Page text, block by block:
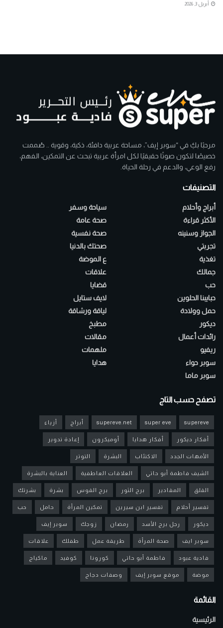
أبريل 3, 2026
مرحبًا بكِ في “سوبر إيف”، مساحة عربية دافئة، ذكية، وقوية .. صُممت
خصيصًا لتكون صوتًا حقيقيًا لكل امرأة عربية تبحث عن التمكين، الفهم،
رفع الوعي، والدعم في رحلة الحياة.
التصنيفات
أبراج وأحلام
الأكثر قراءة
الجواز وسنينه
تجربتي
تغذية
جمالك
حب
حبايبنا الحلوين
حمل وولادة
ديكور
رائدات أعمال
ريفيو
سوبر حواء
سوبر ماما
سياحة وسفر
صحة عامة
صحة نفسية
صحتك بالدنيا
ع الموضة
علاقات
قضايا
لايف ستايل
لياقة ورشاقة
مطبخ
مقالات
ملهمات
هدايا
تصفح حسب التاج
supereve
super eve
supereve.net أبراج أزياء
أفكار ديكور أفكار هدايا أوميكرون إعادة تدوير
الأمهات الجدد الاكتئاب البشرة التوتر
الشيف فاطمة أبو حاتي العلاقات العاطفية العناية بالبشرة
القلق المقادير برج الثور برج القوس بشرة بشرتك
تفسير أحلام تفسير ابن سيرين تمكين المرأة حامل حب
ديكور رجل برج الأسد رمضان زوجك سوبر إيف
سوبر ايف صحة المرأة طريقة عمل طفلك علاقات
فادية عبود فاطمة أبو حاتي كورونا كوفيد ماكياج
موضة موقع سوبر إيف وصفات دجاج
القائمة
الرئيسية